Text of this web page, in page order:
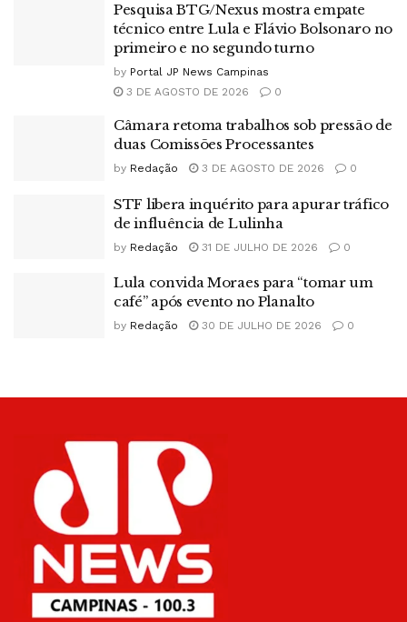
Pesquisa BTG/Nexus mostra empate
técnico entre Lula e Flávio Bolsonaro no
primeiro e no segundo turno
by Portal JP News Campinas
3 DE AGOSTO DE 2026
0
Câmara retoma trabalhos sob pressão de
duas Comissões Processantes
by Redação 3 DE AGOSTO DE 2026 0
STF libera inquérito para apurar tráfico
de influência de Lulinha
by Redação 31 DE JULHO DE 2026 0
Lula convida Moraes para “tomar um
café” após evento no Planalto
by Redação 30 DE JULHO DE 2026 0